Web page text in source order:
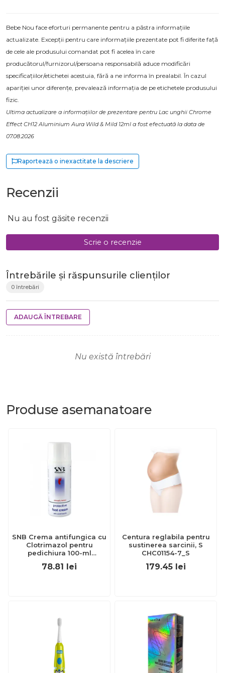
Bebe Nou face eforturi permanente pentru a păstra informațiile
actualizate. Excepții pentru care informațiile prezentate pot fi diferite față
de cele ale produsului comandat pot fi acelea în care
producătorul/furnizorul/persoana responsabilă aduce modificări
specificațiilor/etichetei acestuia, fără a ne informa în prealabil. În cazul
apariției unor diferențe, prevalează informația de pe etichetele produsului
fizic.
Ultima actualizare a informațiilor de prezentare pentru Lac unghii Chrome
Effect CH12 Aluminium Aura Wild & Mild 12ml a fost efectuată la data de
07.08.2026
Raportează o inexactitate la descriere
Recenzii
Nu au fost găsite recenzii
Scrie o recenzie
Întrebările și răspunsurile clienților
0 întrebări
ADAUGĂ ÎNTREBARE
Nu există întrebări
Produse asemanatoare
SNB Crema antifungica cu
Clotrimazol pentru
pedichiura 100-ml
EXL359_918
78.81 lei
Centura reglabila pentru
sustinerea sarcinii, S
CHC01154-7_S
179.45 lei